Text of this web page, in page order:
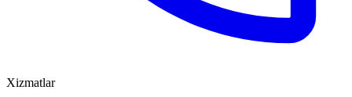
Xizmatlar